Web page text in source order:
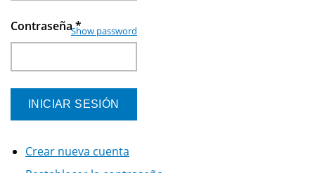
Contraseña*
Show password
Crear nueva cuenta